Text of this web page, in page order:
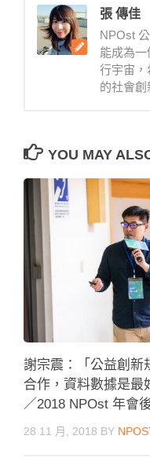
張 傳佳
NPOst
能成為
行宇宙，
的社會創
YOU MAY
謝宗震：「公益創新
合作，資料數據是最
／2018 NPOst 年會
28 11 月, 2018 BY